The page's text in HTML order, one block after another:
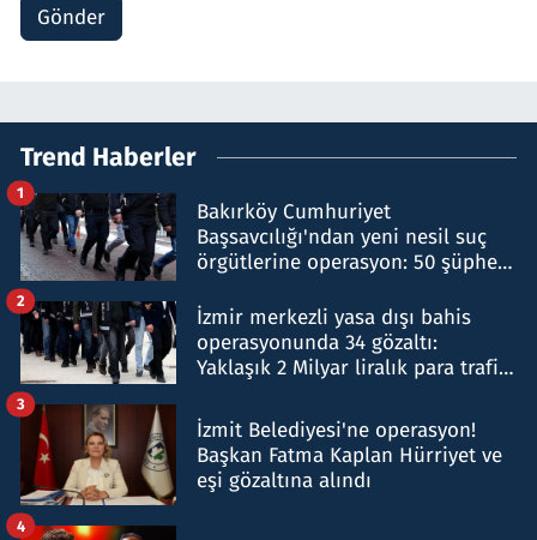
Gönder
Trend Haberler
Bakırköy Cumhuriyet
Başsavcılığı'ndan yeni nesil suç
örgütlerine operasyon: 50 şüpheli
1
İzmir merkezli yasa dışı bahis
operasyonunda 34 gözaltı:
Yaklaşık 2 Milyar liralık para trafiği
2
İzmit Belediyesi'ne operasyon!
Başkan Fatma Kaplan Hürriyet ve
eşi gözaltına alındı
3
4